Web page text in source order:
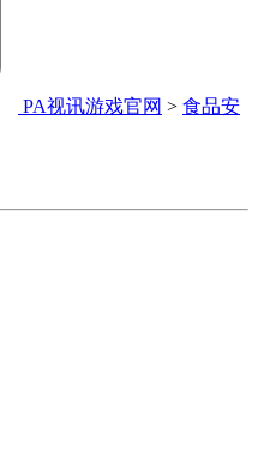
PA视讯游戏官网 > 食品安